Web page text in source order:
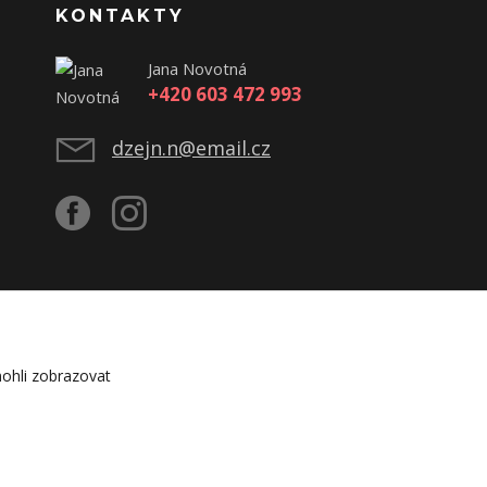
KONTAKTY
Jana Novotná
+420 603 472 993
dzejn.n@email.cz
zobrazovat